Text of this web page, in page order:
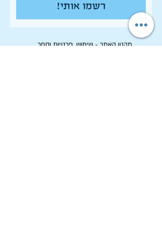
רשמו אותי!
תקנון האתר - שימוש, פרטיות וסחר